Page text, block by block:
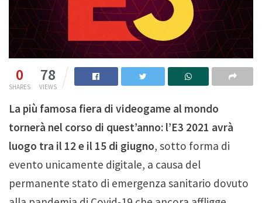
0
SHARES
78
VIEWS
La più famosa fiera di videogame al mondo
tornerà nel corso di quest’anno: l’E3 2021 avrà
luogo tra il 12 e il 15 di giugno, sotto forma di
evento unicamente digitale, a causa del
permanente stato di emergenza sanitario dovuto